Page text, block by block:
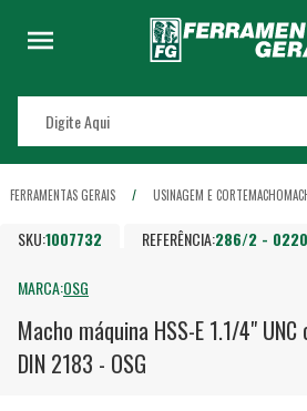
FERRAMENTAS GERAIS USINAGEM E CORTEMACHO
SKU:1007732 REFERÊNCIA:286/2 -
MARCA:OSG
Macho máquina HSS-E 1.1/4"
DIN 2183 - OSG